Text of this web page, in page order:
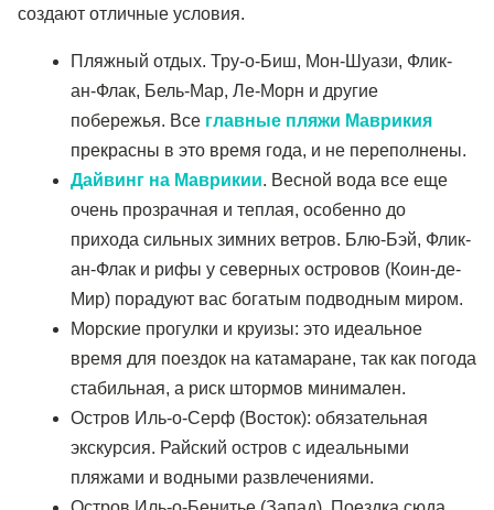
создают отличные условия.
Пляжный отдых. Тру-о-Биш, Мон-Шуази, Флик-
ан-Флак, Бель-Мар, Ле-Морн и другие
побережья. Все главные пляжи Маврикия
прекрасны в это время года, и не переполнены.
Дайвинг на Маврикии. Весной вода все еще
очень прозрачная и теплая, особенно до
прихода сильных зимних ветров. Блю-Бэй, Флик-
ан-Флак и рифы у северных островов (Коин-де-
Мир) порадуют вас богатым подводным миром.
Морские прогулки и круизы: это идеальное
время для поездок на катамаране, так как погода
стабильная, а риск штормов минимален.
Остров Иль-о-Серф (Восток): обязательная
экскурсия. Райский остров с идеальными
пляжами и водными развлечениями.